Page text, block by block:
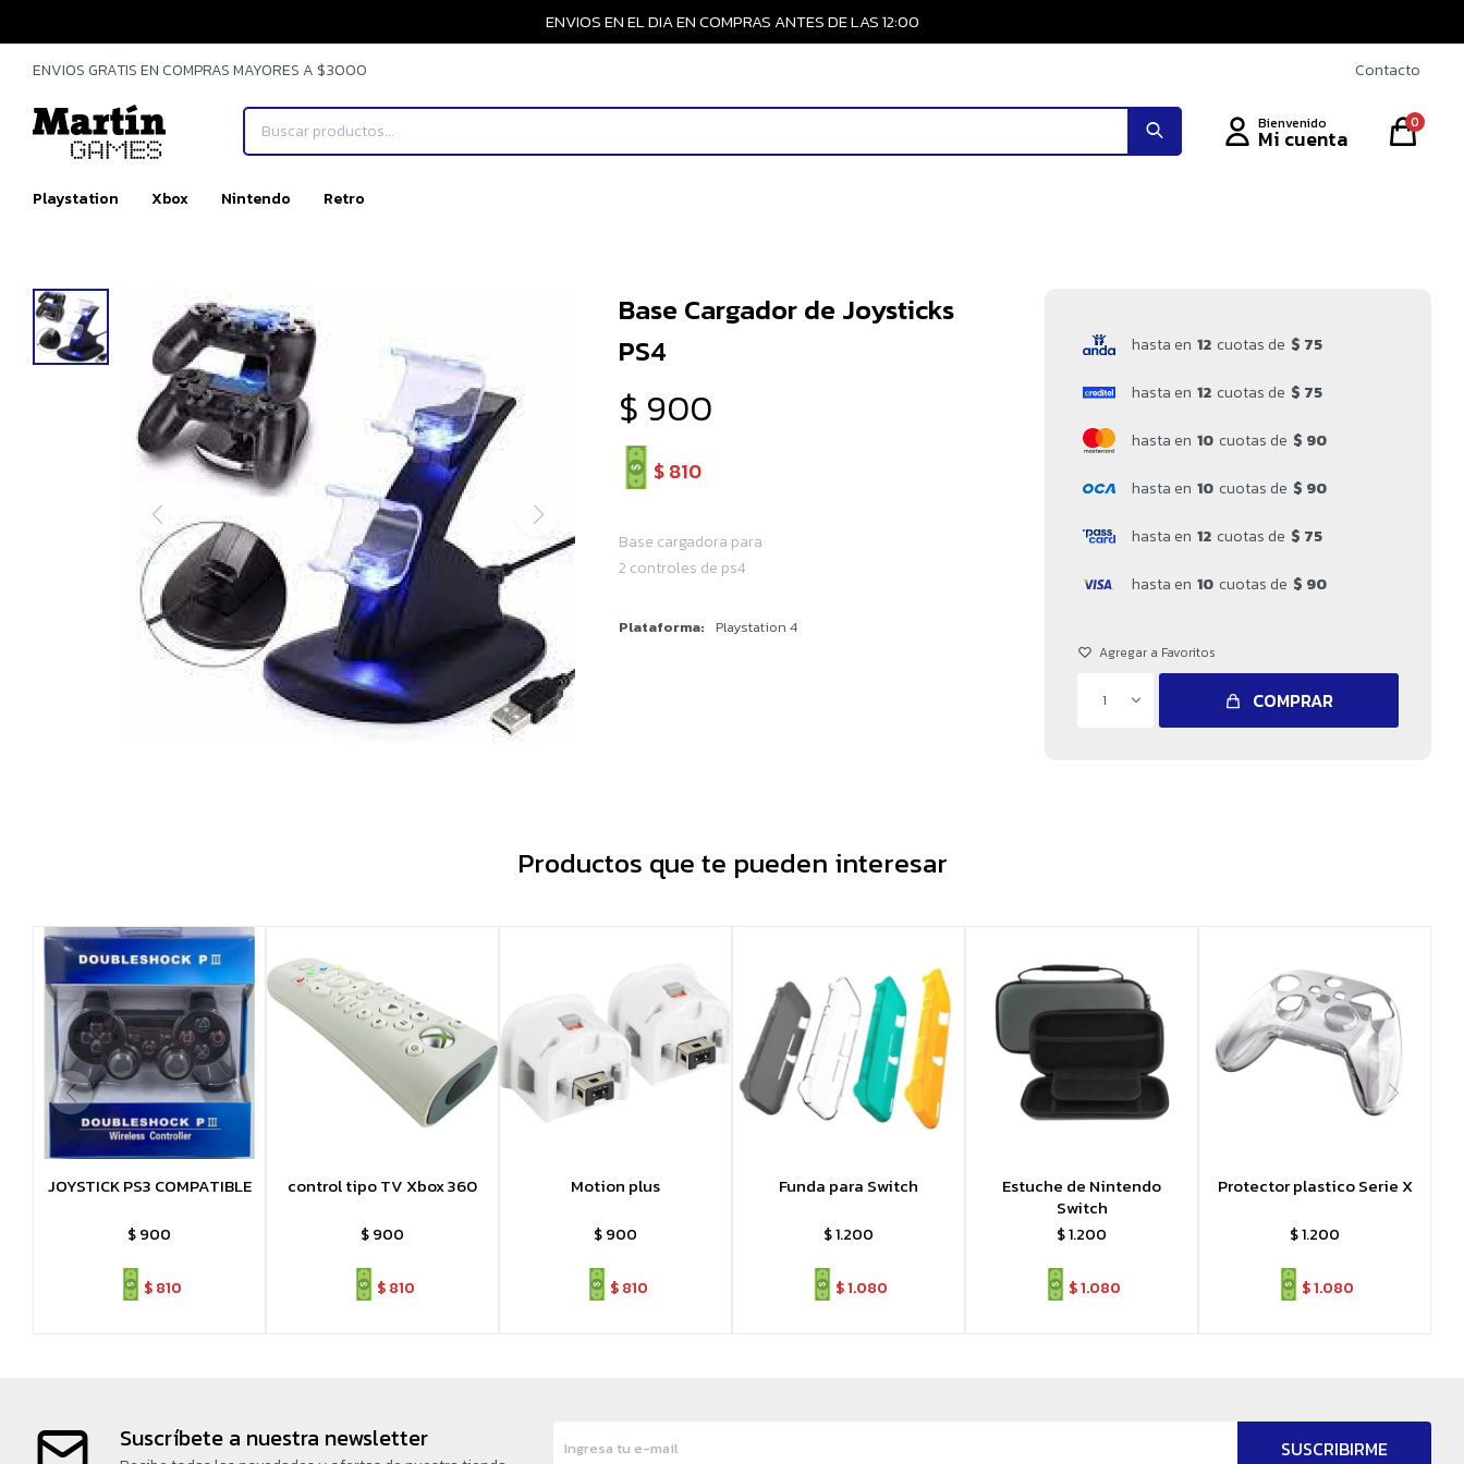
ENVIOS EN EL DIA EN COMPRAS ANTES DE LAS 12:00
Playstation Xbox Nintendo Retro
0
ENVIOS GRATIS EN COMPRAS MAYORES A $3000 Contacto
Base Cargador de Joysticks
PS4
$ 900
$810
Base cargadora para
2 controles de ps4
Plataforma Playstation 4
hasta en 12 cuotas de $ 75
hasta en 12 cuotas de $ 75
hasta en 10 cuotas de $ 90
hasta en 10 cuotas de $ 90
hasta en 12 cuotas de $ 75
hasta en 10 cuotas de $ 90
1 COMPRAR
Productos que te pueden interesar
JOYSTICK PS3 COMPATIBLE
$900
$ 810
control tipo TV Xbox 360
$900
$ 810
Motion plus
$900
$ 810
Funda para Switch
$1.200
$1.080
Estuche de Nintendo
Switch
$1.200
$1.080
Protector plastico Serie X
$1.200
$1.080
Suscríbete a nuestra newsletter SUSCRIBIRME